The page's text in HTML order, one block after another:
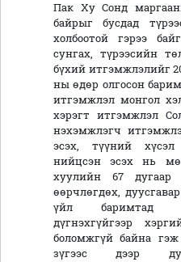
Пак Ху Сонд
байрыг бусдад
холбоотой гэрээ
сунгах, түрээсийн
бүхий итгэмжлэлийг
ны өдөр олгосон
итгэмжлэл монгол
хэрэгт итгэмжлэл
нэхэмжлэгч
эсэх, түүний хүсэл
нийцсэн эсэх нь
хуулийн 67 дугаар
өөрчлөгдөх,
үйл баримтад
дүгнэхгүйгээр
боломжгүй байна
зүгээс дээр